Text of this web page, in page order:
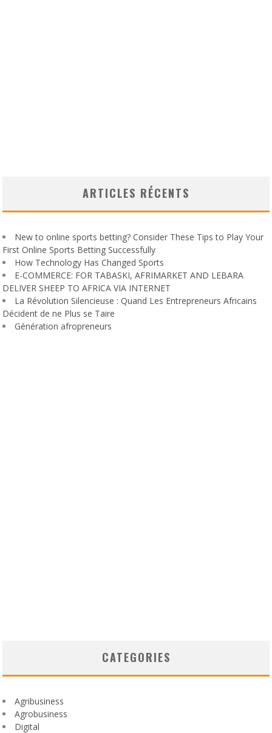
ARTICLES RÉCENTS
New to online sports betting? Consider These Tips to Play Your
First Online Sports Betting Successfully
How Technology Has Changed Sports
E-COMMERCE: FOR TABASKI, AFRIMARKET AND LEBARA
DELIVER SHEEP TO AFRICA VIA INTERNET
La Révolution Silencieuse : Quand Les Entrepreneurs Africains
Décident de ne Plus se Taire
Génération afropreneurs
CATEGORIES
Agribusiness
Agrobusiness
Digital